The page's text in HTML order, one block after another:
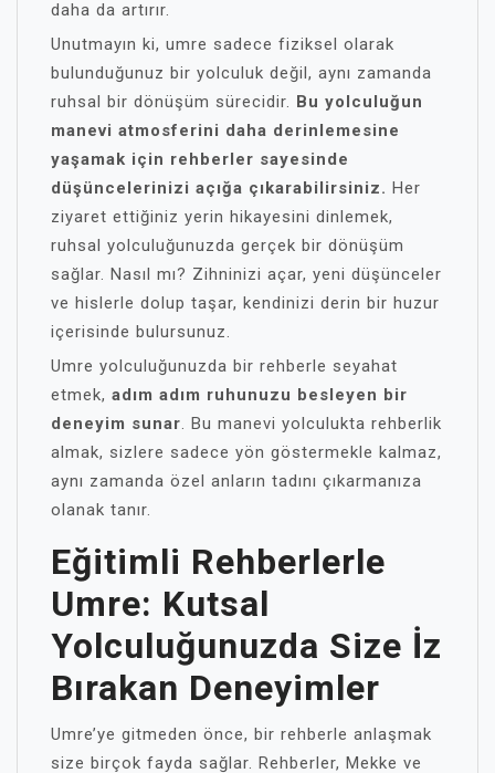
daha da artırır.
Unutmayın ki, umre sadece fiziksel olarak
bulunduğunuz bir yolculuk değil, aynı zamanda
ruhsal bir dönüşüm sürecidir. Bu yolculuğun
manevi atmosferini daha derinlemesine
yaşamak için rehberler sayesinde
düşüncelerinizi açığa çıkarabilirsiniz. Her
ziyaret ettiğiniz yerin hikayesini dinlemek,
ruhsal yolculuğunuzda gerçek bir dönüşüm
sağlar. Nasıl mı? Zihninizi açar, yeni düşünceler
ve hislerle dolup taşar, kendinizi derin bir huzur
içerisinde bulursunuz.
Umre yolculuğunuzda bir rehberle seyahat
etmek, adım adım ruhunuzu besleyen bir
deneyim sunar. Bu manevi yolculukta rehberlik
almak, sizlere sadece yön göstermekle kalmaz,
aynı zamanda özel anların tadını çıkarmanıza
olanak tanır.
Eğitimli Rehberlerle
Umre: Kutsal
Yolculuğunuzda Size İz
Bırakan Deneyimler
Umre’ye gitmeden önce, bir rehberle anlaşmak
size birçok fayda sağlar. Rehberler, Mekke ve